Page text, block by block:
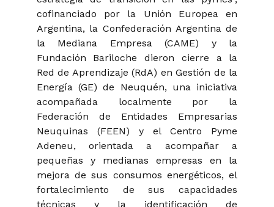
cofinanciado por la Unión Europea en
Argentina, la Confederación Argentina de
la Mediana Empresa (CAME) y la
Fundación Bariloche dieron cierre a la
Red de Aprendizaje (RdA) en Gestión de la
Energía (GE) de Neuquén, una iniciativa
acompañada localmente por la
Federación de Entidades Empresarias
Neuquinas (FEEN) y el Centro Pyme
Adeneu, orientada a acompañar a
pequeñas y medianas empresas en la
mejora de sus consumos energéticos, el
fortalecimiento de sus capacidades
técnicas y la identificación de